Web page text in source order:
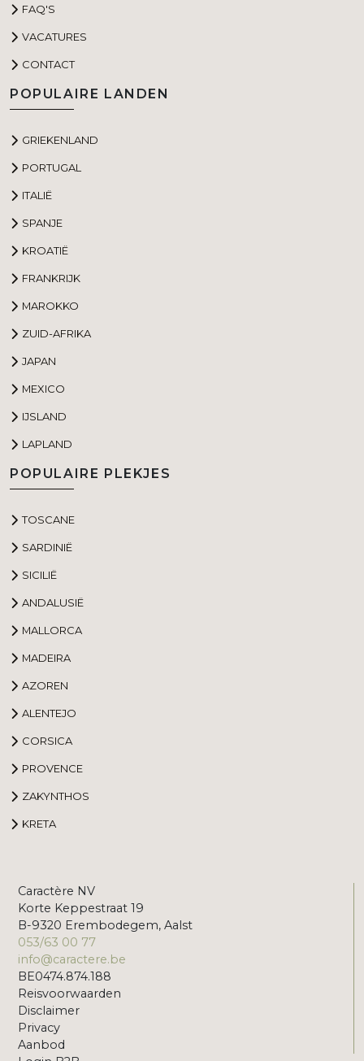
FAQ'S
VACATURES
CONTACT
POPULAIRE LANDEN
GRIEKENLAND
PORTUGAL
ITALIË
SPANJE
KROATIË
FRANKRIJK
MAROKKO
ZUID-AFRIKA
JAPAN
MEXICO
IJSLAND
LAPLAND
POPULAIRE PLEKJES
TOSCANE
SARDINIË
SICILIË
ANDALUSIË
MALLORCA
MADEIRA
AZOREN
ALENTEJO
CORSICA
PROVENCE
ZAKYNTHOS
KRETA
Caractère NV
Korte Keppestraat 19
B-9320 Erembodegem, Aalst
053/63 00 77
info@caractere.be
BE0474.874.188
Reisvoorwaarden
Disclaimer
Privacy
Aanbod